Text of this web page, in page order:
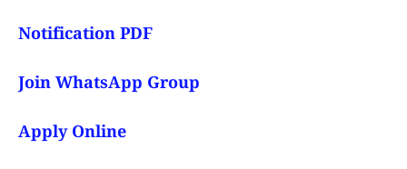
Notification PDF
Join WhatsApp Group
Apply Online